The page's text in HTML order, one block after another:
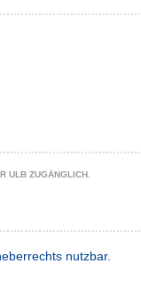
ULB ZUGÄNGLICH.
nutzbar.